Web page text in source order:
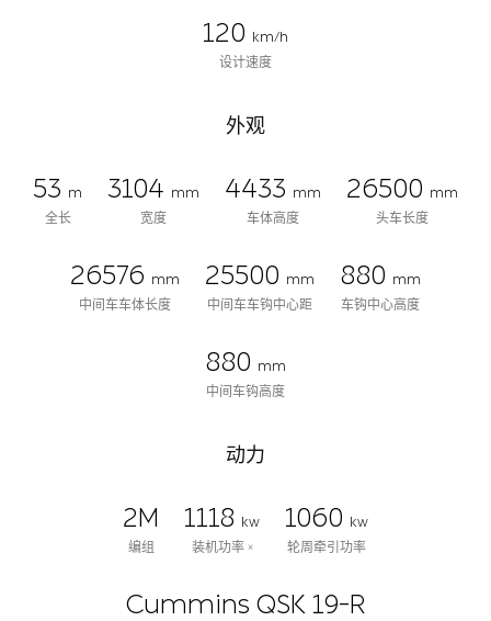
120 km/h
设计速度
外观
53 m
全长
3104 mm
宽度
4433 mm
车体高度
26500 mm
头车长度
26576 mm
中间车车体长度
25500 mm
中间车车钩中心距
880 mm
车钩中心高度
880 mm
中间车钩高度
动力
2M
编组
1118 kw
装机功率 ×
1060 kw
轮周牵引功率
Cummins QSK 19-R